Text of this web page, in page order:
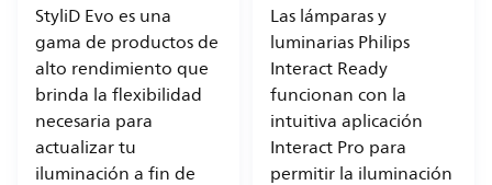
StyliD Evo es una
gama de productos de
alto rendimiento que
brinda la flexibilidad
necesaria para
actualizar tu
iluminación a fin de
Las lámparas y
luminarias Philips
Interact Ready
funcionan con la
intuitiva aplicación
Interact Pro para
permitir la iluminación